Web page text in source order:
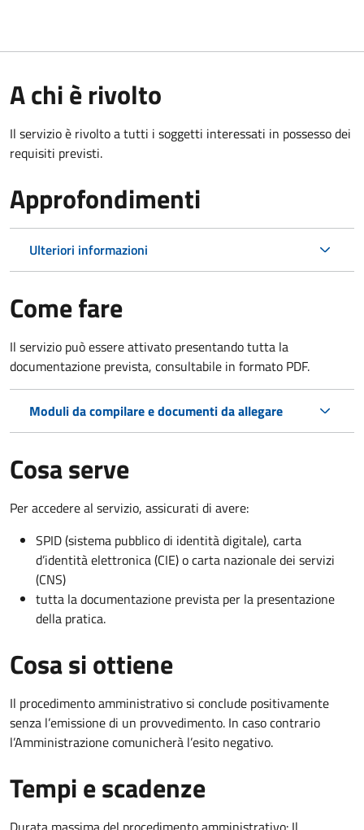
A chi è rivolto
Il servizio è rivolto a tutti i soggetti interessati in possesso dei
requisiti previsti.
Approfondimenti
Ulteriori informazioni
Come fare
Il servizio può essere attivato presentando tutta la
documentazione prevista, consultabile in formato PDF.
Moduli da compilare e documenti da allegare
Cosa serve
Per accedere al servizio, assicurati di avere:
SPID (sistema pubblico di identità digitale), carta
d’identità elettronica (CIE) o carta nazionale dei servizi
(CNS)
tutta la documentazione prevista per la presentazione
della pratica.
Cosa si ottiene
Il procedimento amministrativo si conclude positivamente
senza l’emissione di un provvedimento. In caso contrario
l’Amministrazione comunicherà l’esito negativo.
Tempi e scadenze